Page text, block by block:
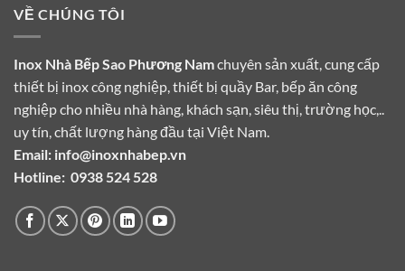
VỀ CHÚNG TÔI
Inox Nhà Bếp Sao Phương Namchuyên sản xuất, cung cấp
thiết bị inox công nghiệp, thiết bị quầy Bar, bếp ăn công
nghiệp cho nhiều nhà hàng, khách sạn, siêu thị, trường học,..
uy tín, chất lượng hàng đầu tại Việt Nam.
Email: info@inoxnhabep.vn
Hotline: 0938 524 528